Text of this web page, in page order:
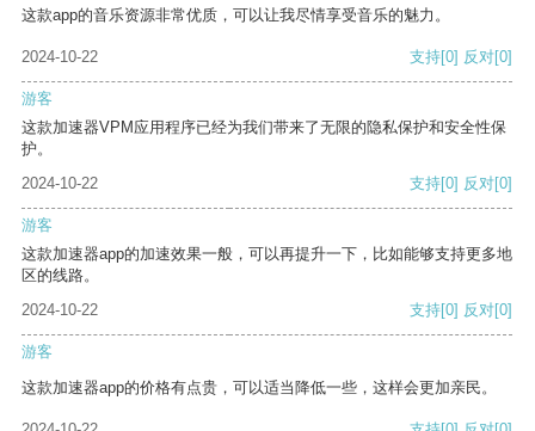
这款app的音乐资源非常优质，可以让我尽情享受音乐的魅力。
2024-10-22 支持[0] 反对[0]
游客
这款加速器VPM应用程序已经为我们带来了无限的隐私保护和安全性保
护。
2024-10-22
支持[0] 反对[0]
游客
这款加速器app的加速效果一般，可以再提升一下，比如能够支持更多地
区的线路。
2024-10-22
支持[0] 反对[0]
游客
这款加速器app的价格有点贵，可以适当降低一些，这样会更加亲民。